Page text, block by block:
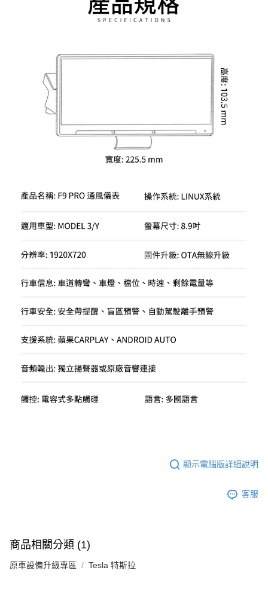
顯示電腦版詳細說明
客服
商品相關分類 (1)
原車設備升級專區 Tesla 特斯拉